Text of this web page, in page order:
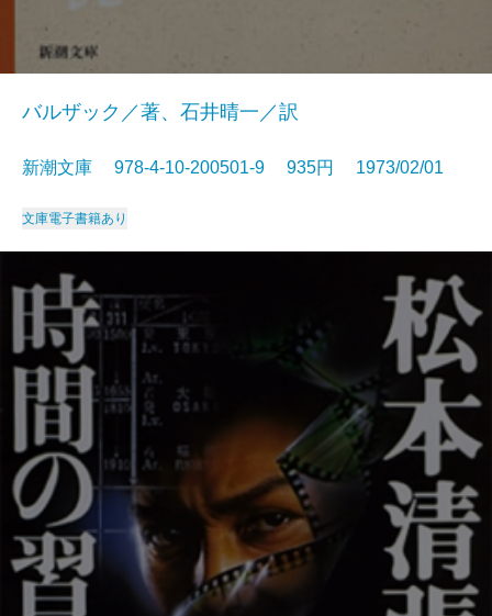
バルザック／著、石井晴一／訳
新潮文庫 978-4-10-200501-9 935円 1973/02/01
文庫電子書籍あり